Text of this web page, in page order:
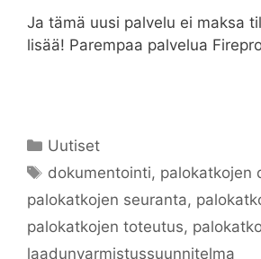
Ja tämä uusi palvelu ei maksa
lisää! Parempaa palvelua
Kategoriat
Uutiset
Avainsanat
dokumentointi, palokatkojen
palokatkojen seuranta,
palokatkojen toteutus,
laadunvarmistussuunnitelma